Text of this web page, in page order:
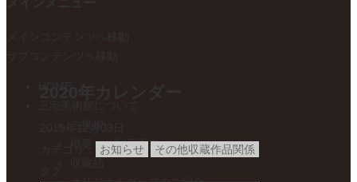
概要・ご利用案内
お知らせ
その他収蔵作品関係